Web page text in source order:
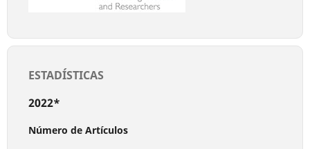
ESTADÍSTICAS
2022*
Número de Artículos